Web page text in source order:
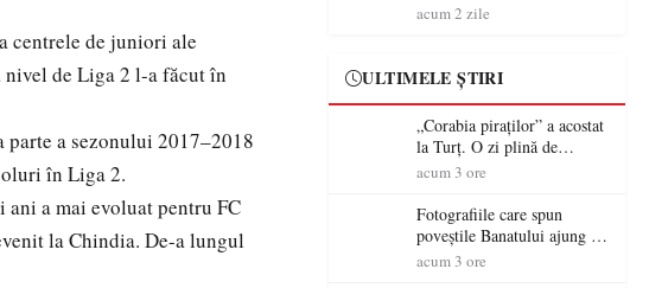
centrele de juniori ale
de Liga 2 l-a făcut în
a sezonului 2017–2018
în Liga 2.
a mai evoluat pentru FC
la Chindia. De-a lungul
acum 2 zile
ULTIMELE ȘTIRI
„Corabia piraților” a acostat
la Turț. O zi plină de
aventură și lecții despre
tabăra de vară
acum 3 ore
Fotografiile care spun
poveștile Banatului ajung la
Muzeul de Artă Satu Mare
acum 3 ore